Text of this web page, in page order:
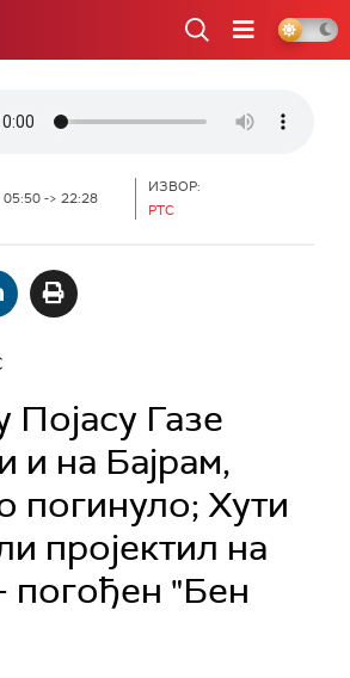
-> 22:28
ИЗВОР:
РТС
Појасу Газе
и на Бајрам,
погинуло; Хути
пројектил на
погођен "Бен